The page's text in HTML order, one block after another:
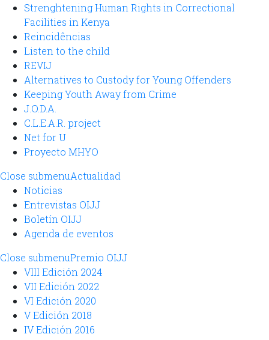
Strenghtening Human Rights in Correctional
Facilities in Kenya
Reincidências
Listen to the child
REVIJ
Alternatives to Custody for Young Offenders
Keeping Youth Away from Crime
J.O.D.A.
C.L.E.A.R. project
Net for U
Proyecto MHYO
Close submenuActualidad
Noticias
Entrevistas OIJJ
Boletín OIJJ
Agenda de eventos
Close submenuPremio OIJJ
VIII Edición 2024
VII Edición 2022
VI Edición 2020
V Edición 2018
IV Edición 2016